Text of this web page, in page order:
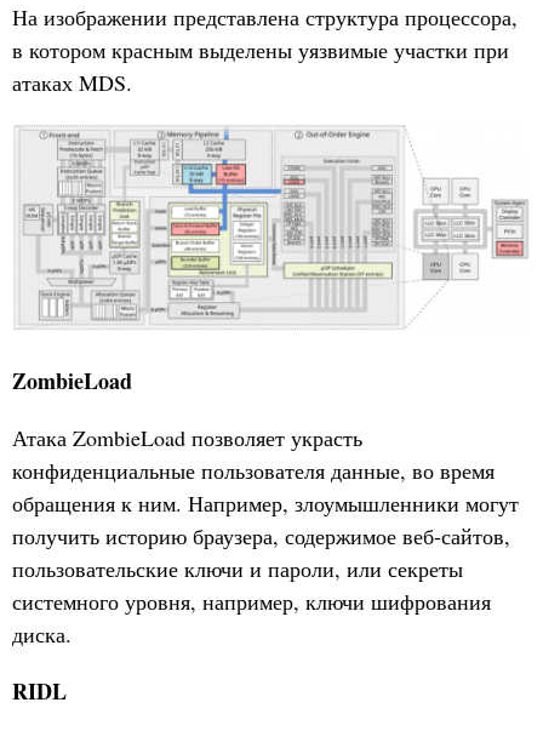
На изображении представлена структура процессора,
в котором красным выделены уязвимые участки при
атаках MDS.
ZombieLoad
Атака ZombieLoad позволяет украсть
конфиденциальные пользователя данные, во время
обращения к ним. Например, злоумышленники могут
получить историю браузера, содержимое веб-сайтов,
пользовательские ключи и пароли, или секреты
системного уровня, например, ключи шифрования
диска.
RIDL